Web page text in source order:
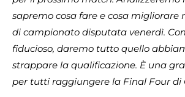
sapremo cosa fare e cosa migliorare
di campionato disputata venerdì.
fiducioso, daremo tutto quello
strappare la qualificazione. È una
per tutti raggiungere la Final Four di